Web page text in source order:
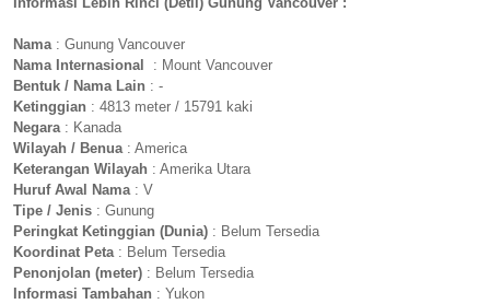
Nama: Gunung Vancouver
Nama Internasional
: Mount Vancouver
Bentuk / Nama Lain : -
Ketinggian : 4813 meter / 15791 kaki
Negara: Kanada
Wilayah / Benua: America
Keterangan Wilayah : Amerika Utara
Huruf Awal Nama: V
Tipe / Jenis : Gunung
Peringkat Ketinggian (Dunia) : Belum Tersedia
Koordinat Peta: Belum Tersedia
Penonjolan (meter) : Belum Tersedia
Informasi Tambahan : Yukon